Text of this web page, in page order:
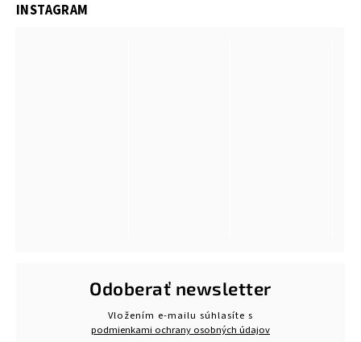
INSTAGRAM
Odoberať newsletter
Vložením e-mailu súhlasíte s
podmienkami ochrany osobných údajov